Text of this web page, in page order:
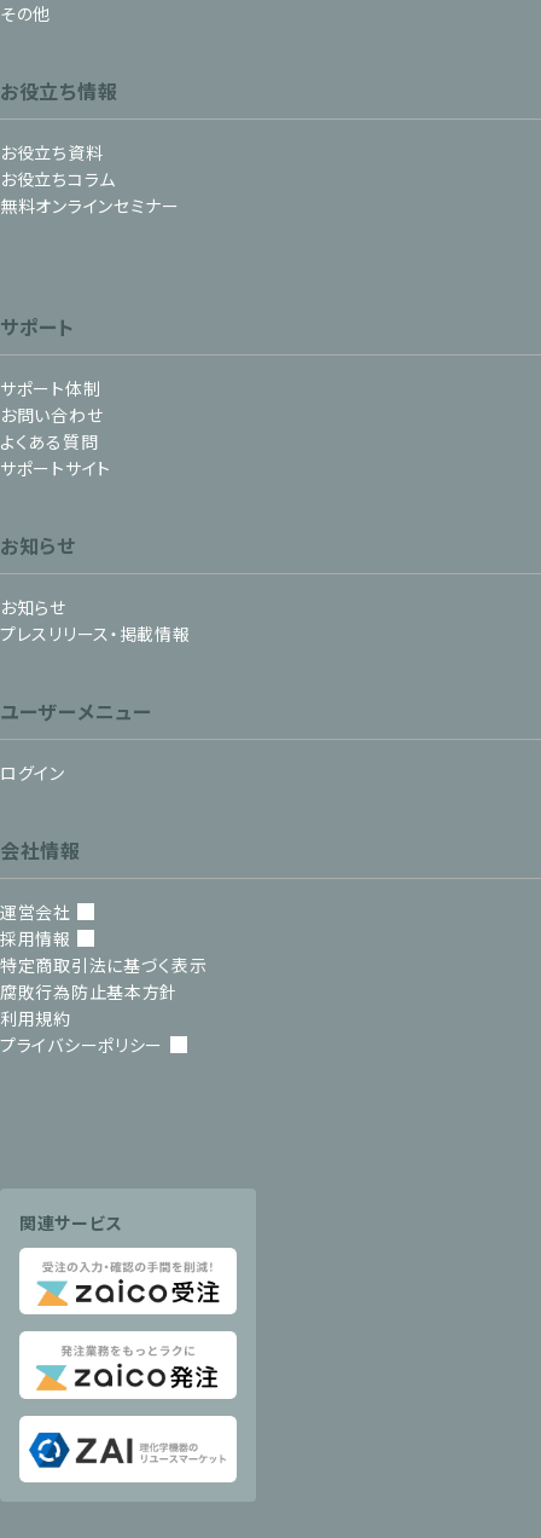
その他
お役立ち情報
お役立ち資料
お役立ちコラム
無料オンラインセミナー
サポート
サポート体制
お問い合わせ
よくある質問
サポートサイト
お知らせ
お知らせ
プレスリリース・掲載情報
ユーザーメニュー
ログイン
会社情報
運営会社
採用情報
特定商取引法に基づく表示
腐敗行為防止基本方針
利用規約
プライバシーポリシー
関連サービス